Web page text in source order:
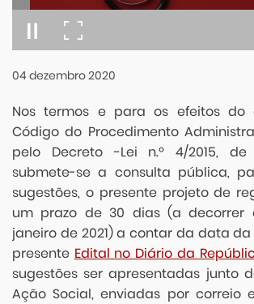
04dezembro2020
Nos termos e para os efeitos do
Código do Procedimento
pelo Decreto -Lei n.º 4/2015,
submete-se a consulta pública,
sugestões, o presente projeto de
um prazo de 30 dias (a
janeiro de 2021) a contar da data
presente Edital no Diário da
sugestões ser apresentadas junto
Ação Social, enviadas por correio